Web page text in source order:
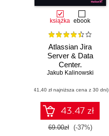
książka ebook
Atlassian Jira
Server & Data
Center.
Programowanie
projektach
biznesowych
Jakub Kalinowski
(41,40 zł najniższa cena z 30 dni)
43.47 zł
69.00zł (-37%)